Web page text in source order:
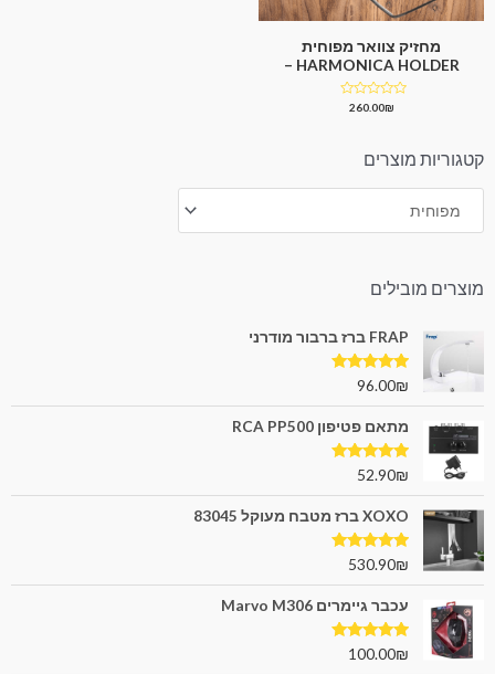
מחזיק צוואר מפוחית
HARMONICA HOLDER –
דורג260.00₪
קטגוריות מוצרים
מוצרים מובילים
FRAP ברז ברבור מודרני
דורג5.00
96.00₪
מתאם פטיפון RCA PP500
דורג5.00
52.90₪
XOXO ברז מטבח מעוקל 83045
דורג5.00
530.90₪
עכבר גיימרים Marvo M306
דורג5.00
100.00₪